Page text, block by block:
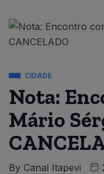
CIDADE
Nota:
Mário
By Canal Itapevi